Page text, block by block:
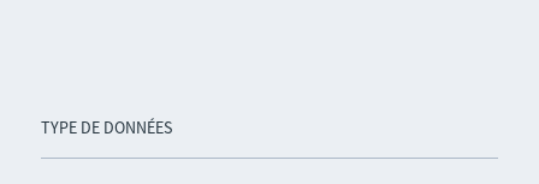
TYPE DE DONNÉES